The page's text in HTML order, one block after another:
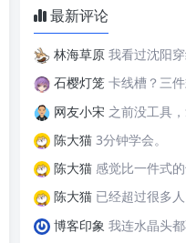
最新评论
林海草原 我看过沈阳穿线大神和海南弱电小
石樱灯笼 卡线槽？三件式水
网友小宋 之前没工具
陈大猫 3分钟学会。
陈大猫 感觉比一件式
陈大猫 已经超过很多人
博客印象 我连水晶头